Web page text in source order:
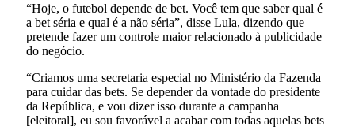
“Hoje, o futebol depende de bet. Você tem que saber qual é
a bet séria e qual é a não séria”, disse Lula, dizendo que
pretende fazer um controle maior relacionado à publicidade
do negócio.
“Criamos uma secretaria especial no Ministério da Fazenda
para cuidar das bets. Se depender da vontade do presidente
da República, e vou dizer isso durante a campanha
[eleitoral], eu sou favorável a acabar com todas aquelas bets